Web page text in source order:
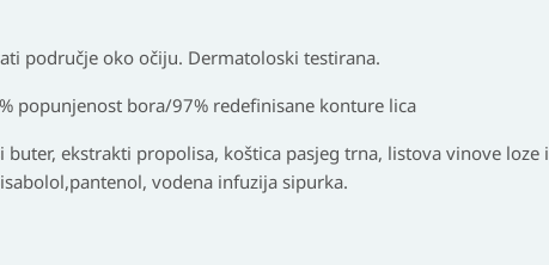
područje oko očiju. Dermatoloski testirana.
popunjenost bora/97% redefinisane konture lica
ekstrakti propolisa, koštica pasjeg trna, listova vinove loze i
vodena infuzija sipurka.